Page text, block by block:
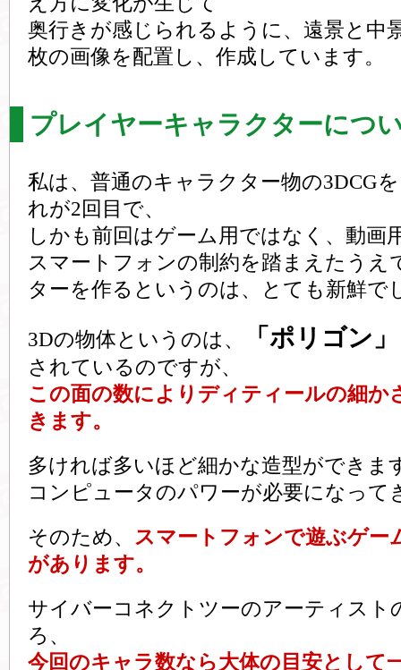
奥行きが感じられるように、遠景と中
枚の画像を配置し、作成しています。
プレイヤーキャラクターにつ
私は、普通のキャラクター物の3DCG
れが2回目で、
しかも前回はゲーム用ではなく、動画
スマートフォンの制約を踏まえたうえ
ターを作るというのは、とても新鮮で
3Dの物体というのは、 「ポリゴン」
されているのですが、
この面の数によりディティールの細か
きます。
多ければ多いほど細かな造型ができま
コンピュータのパワーが必要になって
そのため、 スマートフォンで遊ぶゲー
があります。
サイバーコネクトツーのアーティスト
ろ、
今回のキャラ数なら大体の目安として